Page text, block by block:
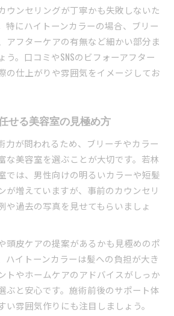
ウンセリングが丁寧かも失敗しないた
特にハイトーンカラーの場合、ブリー
アフターケアの有無など細かい部分ま
う。口コミやSNSのビフォーアフター
の仕上がりや雰囲気をイメージしてお
せる美容室の見極め方
力が問われるため、ブリーチやカラー
な美容室を選ぶことが大切です。若林
では、男性向けの明るいカラーや短髪
が増えていますが、事前のカウンセリ
や過去の写真を見せてもらいましょ
頭皮ケアの提案があるかも見極めのポ
ハイトーンカラーは髪への負担が大き
トやホームケアのアドバイスがしっか
ぶと安心です。施術前後のサポート体
雰囲気作りにも注目しましょう。